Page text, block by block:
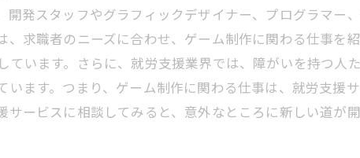
発スタッフやグラフィックデザイナー、プログラマー
求職者のニーズに合わせ、ゲーム制作に関わる仕事を
います。さらに、就労支援業界では、障がいを持つ人
ます。つまり、ゲーム制作に関わる仕事は、就労支援
ービスに相談してみると、意外なところに新しい道が